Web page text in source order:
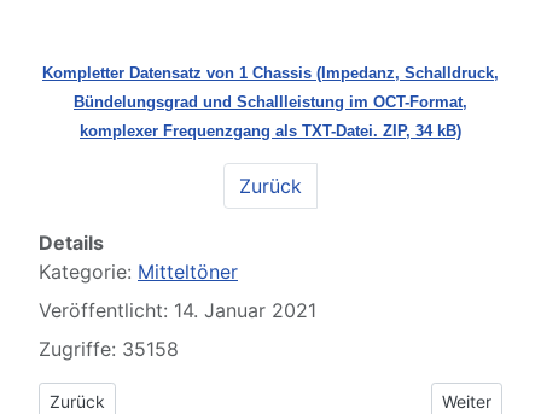
Kompletter Datensatz von 1 Chassis (Impedanz, Schalldruck,
Bündelungsgrad und Schallleistung im OCT-Format,
komplexer Frequenzgang als TXT-Datei. ZIP, 34 kB)
Zurück
Details
Kategorie: Mitteltöner
Veröffentlicht: 14. Januar 2021
Zugriffe: 35158
Vorheriger Beitrag: Celestion CF-0617M
Zurück Nächster
Weiter